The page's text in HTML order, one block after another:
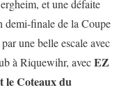
et une défaite
demi-finale de la Coupe
une belle escale avec
à Riquewihr, avecEZ
le Coteaux du